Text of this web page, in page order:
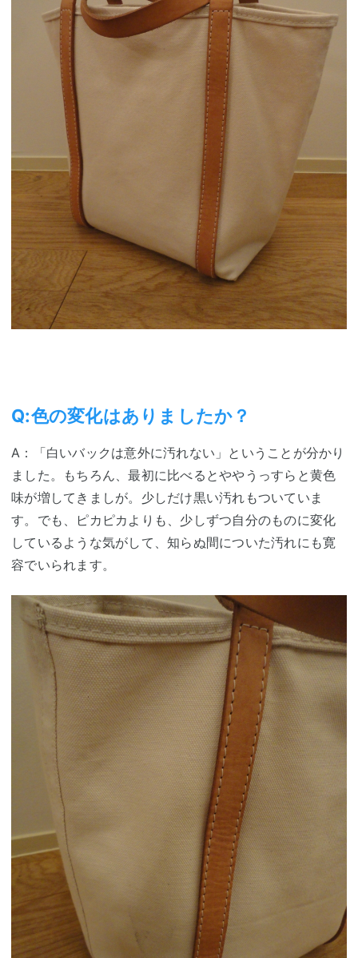
Q:色の変化はありましたか？
A：「白いバックは意外に汚れない」ということが分かり
ました。もちろん、最初に比べるとややうっすらと黄色
味が増してきましが。少しだけ黒い汚れもついていま
す。でも、ピカピカよりも、少しずつ自分のものに変化
しているような気がして、知らぬ間についた汚れにも寛
容でいられます。